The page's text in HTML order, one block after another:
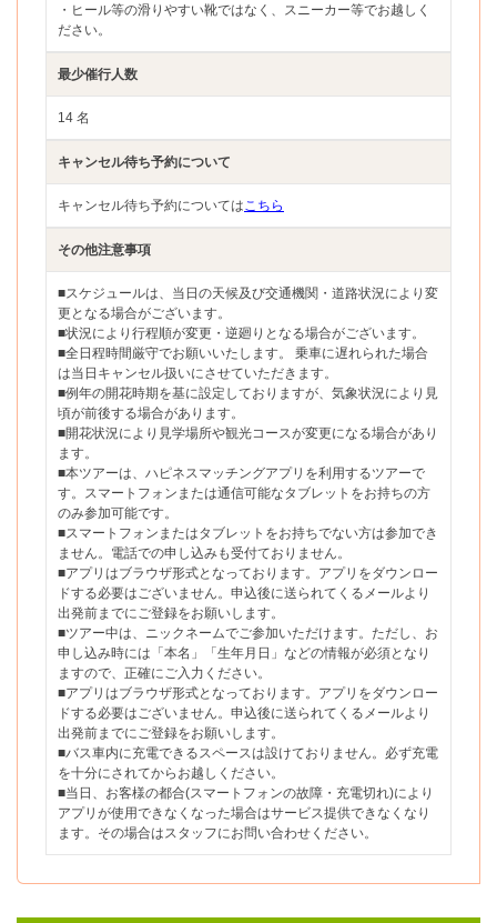
・ヒール等の滑りやすい靴ではなく、スニーカー等でお越しく
ださい。
最少催行人数
14 名
キャンセル待ち予約について
キャンセル待ち予約についてはこちら
その他注意事項
■スケジュールは、当日の天候及び交通機関・道路状況により変
更となる場合がございます。
■状況により行程順が変更・逆廻りとなる場合がございます。
■全日程時間厳守でお願いいたします。 乗車に遅れられた場合
は当日キャンセル扱いにさせていただきます。
■例年の開花時期を基に設定しておりますが、気象状況により見
頃が前後する場合があります。
■開花状況により見学場所や観光コースが変更になる場合があり
ます。
■本ツアーは、ハピネスマッチングアプリを利用するツアーで
す。スマートフォンまたは通信可能なタブレットをお持ちの方
のみ参加可能です。
■スマートフォンまたはタブレットをお持ちでない方は参加でき
ません。電話での申し込みも受付ておりません。
■アプリはブラウザ形式となっております。アプリをダウンロー
ドする必要はございません。申込後に送られてくるメールより
出発前までにご登録をお願いします。
■ツアー中は、ニックネームでご参加いただけます。ただし、お
申し込み時には「本名」「生年月日」などの情報が必須となり
ますので、正確にご入力ください。
■アプリはブラウザ形式となっております。アプリをダウンロー
ドする必要はございません。申込後に送られてくるメールより
出発前までにご登録をお願いします。
■バス車内に充電できるスペースは設けておりません。必ず充電
を十分にされてからお越しください。
■当日、お客様の都合(スマートフォンの故障・充電切れ)により
アプリが使用できなくなった場合はサービス提供できなくなり
ます。その場合はスタッフにお問い合わせください。